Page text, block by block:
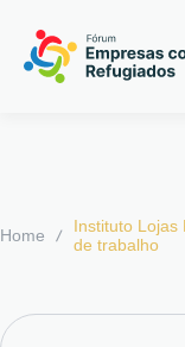
Home /
Instituto Lojas
de trabalho